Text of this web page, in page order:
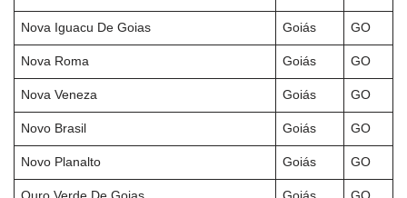
Nova Iguacu De Goias Goiás GO
Nova Roma Goiás GO
Nova Veneza Goiás GO
Novo Brasil Goiás GO
Novo Planalto Goiás GO